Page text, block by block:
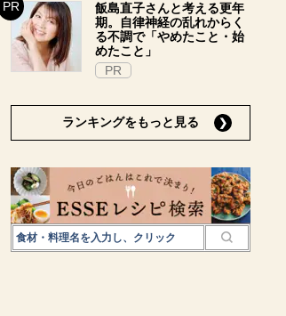
飯島直子さんと考える更年
期。自律神経の乱れからく
る不調で「やめたこと・始
めたこと」
PR
ランキングをもっと見る